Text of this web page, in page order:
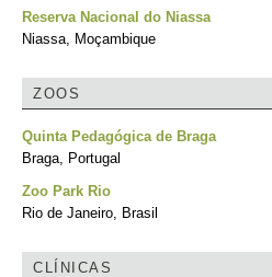
Reserva Nacional do Niassa
Niassa, Moçambique
ZOOS
Quinta Pedagógica de Braga
Braga, Portugal
Zoo Park Rio
Rio de Janeiro, Brasil
CLÍNICAS